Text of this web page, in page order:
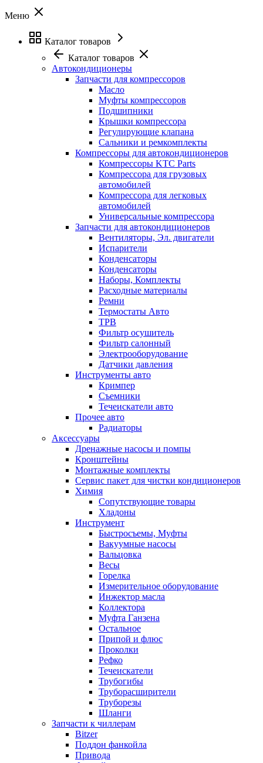
Меню
Каталог товаров
Каталог товаров
Автокондиционеры
Запчасти для компрессоров
Масло
Муфты компрессоров
Подшипники
Крышки компрессора
Регулирующие клапана
Сальники и ремкомплекты
Компрессоры для автокондиционеров
Компрессоры KTC Parts
Компрессора для грузовых
автомобилей
Компрессора для легковых
автомобилей
Универсальные компрессора
Запчасти для автокондиционеров
Вентиляторы, Эл. двигатели
Испарители
Конденсаторы
Конденсаторы
Наборы, Комплекты
Расходные материалы
Ремни
Термостаты Авто
ТРВ
Фильтр осушитель
Фильтр салонный
Электрооборудование
Датчики давления
Инструменты авто
Кримпер
Съемники
Течеискатели авто
Прочее авто
Радиаторы
Аксессуары
Дренажные насосы и помпы
Кронштейны
Монтажные комплекты
Сервис пакет для чистки кондиционеров
Химия
Сопутствующие товары
Хладоны
Инструмент
Быстросъемы, Муфты
Вакуумные насосы
Вальцовка
Весы
Горелка
Измерительное оборудование
Инжектор масла
Коллектора
Муфта Ганзена
Остальное
Припой и флюс
Проколки
Рефко
Течеискатели
Трубогибы
Труборасширители
Труборезы
Шланги
Запчасти к чиллерам
Bitzer
Поддон фанкойла
Привода